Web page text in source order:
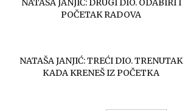
NATAŠA JANJIĆ: DRUGI DIO. ODABIRI I
POČETAK RADOVA
NATAŠA JANJIĆ: TREĆI DIO. TRENUTAK
KADA KRENEŠ IZ POČETKA